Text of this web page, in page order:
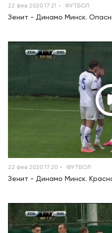
22 фев 2020 17:21 ФУТБОЛ
Зенит - Динамо Минск.
22 фев 2020 17:20 ФУТБОЛ
Зенит - Динамо Минск.